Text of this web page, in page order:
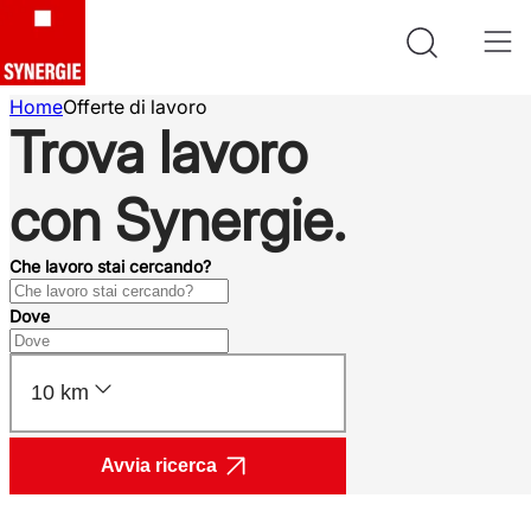
HomeOfferte di lavoro
Trova lavoro
con Synergie.
Che lavoro stai cercando?
Dove
10 km
Avvia ricerca